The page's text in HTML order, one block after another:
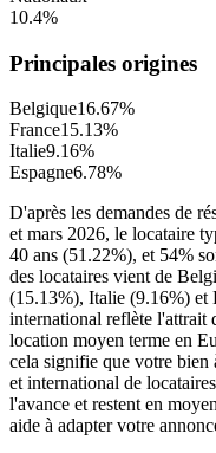
10.4%
Principales origines
Belgique16.67%
France15.13%
Italie9.16%
Espagne6.78%
D'après les demandes de
et mars 2026, le locataire
40 ans (51.22%), et 54%
des locataires vient de
(15.13%), Italie (9.16%) et
international reflète l'attrait
location moyen terme en
cela signifie que votre
et international de
l'avance et restent en
aide à adapter votre